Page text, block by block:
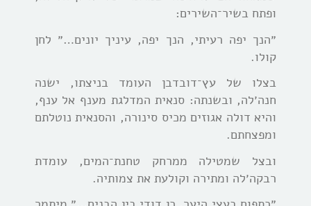
ופתח בשיר־השירים:
״הנך יפה רעיתי, הנך יפה, עיניך יונים…״ לחן
קולו.
בצלו של עץ־דובדבן העומד בניצתו, ישנה
חנה׳לה, ובשנתה: סנאית המדלגת מענף אל ענף,
והיא דולה אגוזים מכיס סינורה, והסנאית נוטלתם
ומפצחתם.
ובצל שמטילה ממרחק טחנת־המים, עומדת
רבקה׳לה ומתירה וקולעת את צמותיה.